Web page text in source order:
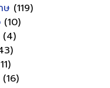
ษ (119)
(10)
(4)
(16)